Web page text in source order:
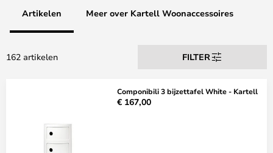
Artikelen Meer over Kartell Woonaccessoires
162 artikelen FILTER
Componibili 3 bijzettafel White - Kartell
€ 167,00